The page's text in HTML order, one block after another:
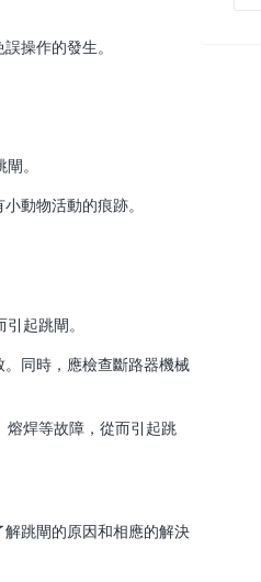
操作的發生。
。
動物活動的痕跡。
起跳閘。
同時，應檢查斷路器機械
熔焊等故障，從而引起跳
跳閘的原因和相應的解決